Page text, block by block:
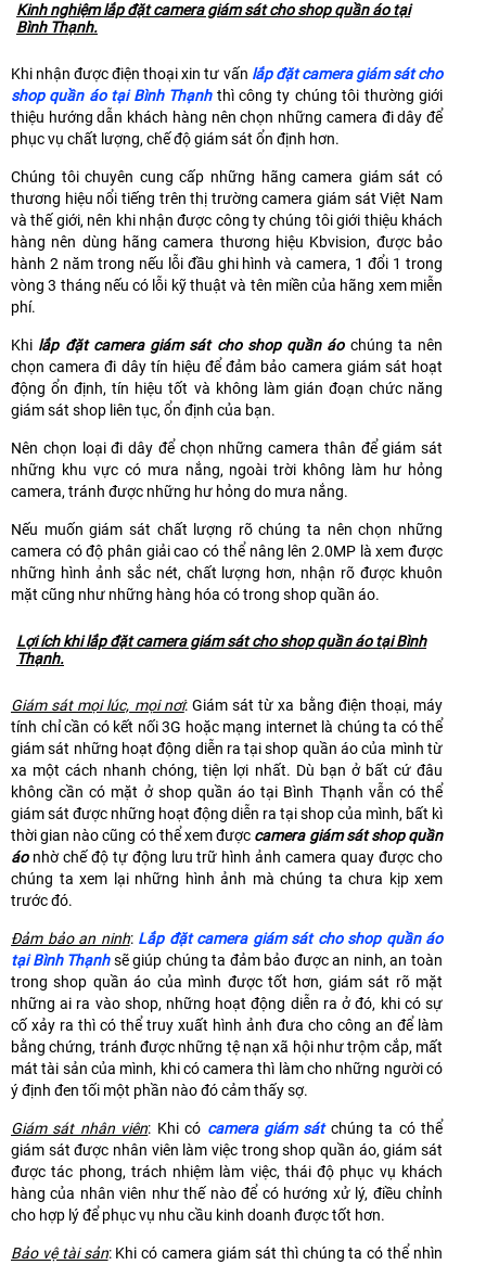
Kinh nghiệm lắp đặt camera giám sát cho shop quần áo tại
Bình Thạnh.
Khi nhận được điện thoại xin tư vấn lắp đặt camera giám sát cho
shop quần áo tại Bình Thạnhthì công ty chúng tôi thường giới
thiệu hướng dẫn khách hàng nên chọn những camera đi dây để
phục vụ chất lượng, chế độ giám sát ổn định hơn.
Chúng tôi chuyên cung cấp những hãng camera giám sát có
thương hiệu nổi tiếng trên thị trường camera giám sát Việt Nam
và thế giới, nên khi nhận được công ty chúng tôi giới thiệu khách
hàng nên dùng hãng camera thương hiệu Kbvision, được bảo
hành 2 năm trong nếu lỗi đầu ghi hình và camera, 1 đổi 1 trong
vòng 3 tháng nếu có lỗi kỹ thuật và tên miền của hãng xem miễn
phí.
Khi lắp đặt camera giám sát cho shop quần áochúng ta nên
chọn camera đi dây tín hiệu để đảm bảo camera giám sát hoạt
động ổn định, tín hiệu tốt và không làm gián đoạn chức năng
giám sát shop liên tục, ổn định của bạn.
Nên chọn loại đi dây để chọn những camera thân để giám sát
những khu vực có mưa nắng, ngoài trời không làm hư hỏng
camera, tránh được những hư hỏng do mưa nắng.
Nếu muốn giám sát chất lượng rõ chúng ta nên chọn những
camera có độ phân giải cao có thể nâng lên 2.0MP là xem được
những hình ảnh sắc nét, chất lượng hơn, nhận rõ được khuôn
mặt cũng như những hàng hóa có trong shop quần áo.
Lợi ích khi lắp đặt camera giám sát cho shop quần áo tại Bình
Thạnh.
Giám sát mọi lúc, mọi nơi: Giám sát từ xa bằng điện thoại, máy
tính chỉ cần có kết nối 3G hoặc mạng internet là chúng ta có thể
giám sát những hoạt động diễn ra tại shop quần áo của mình từ
xa một cách nhanh chóng, tiện lợi nhất. Dù bạn ở bất cứ đâu
không cần có mặt ở shop quần áo tại Bình Thạnh vẫn có thể
giám sát được những hoạt động diễn ra tại shop của mình, bất kì
thời gian nào cũng có thể xem được camera giám sát shop quần
áonhờ chế độ tự động lưu trữ hình ảnh camera quay được cho
chúng ta xem lại những hình ảnh mà chúng ta chưa kịp xem
trước đó.
Đảm bảo an ninh: Lắp đặt camera giám sát cho shop quần áo
tại Bình Thạnhsẽ giúp chúng ta đảm bảo được an ninh, an toàn
trong shop quần áo của mình được tốt hơn, giám sát rõ mặt
những ai ra vào shop, những hoạt động diễn ra ở đó, khi có sự
cố xảy ra thì có thể truy xuất hình ảnh đưa cho công an để làm
bằng chứng, tránh được những tệ nạn xã hội như trộm cắp, mất
mát tài sản của mình, khi có camera thì làm cho những người có
ý định đen tối một phần nào đó cảm thấy sợ.
Giám sát nhân viên: Khi có camera giám sátchúng ta có thể
giám sát được nhân viên làm việc trong shop quần áo, giám sát
được tác phong, trách nhiệm làm việc, thái độ phục vụ khách
hàng của nhân viên như thế nào để có hướng xử lý, điều chỉnh
cho hợp lý để phục vụ nhu cầu kinh doanh được tốt hơn.
Bảo vệ tài sản: Khi có camera giám sát thì chúng ta có thể nhìn